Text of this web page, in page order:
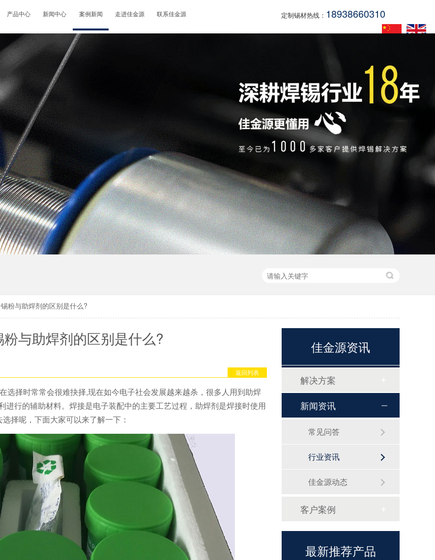
产品中心 新闻中心 案例新闻 走进佳金源 联系佳金源 定制锡材热线： 18938660310
粉与助焊剂的区别是什么?
与助焊剂的区别是什么?
返回列表
选择时常常会很难抉择,现在如今电子社会发展越来越杀，很多人用到助焊
行的辅助材料。焊接是电子装配中的主要工艺过程，助焊剂是焊接时使用
择呢，下面大家可以来了解一下：
佳金源资讯
解决方案
新闻资讯
常见问答
行业资讯
佳金源动态
客户案例
最新推荐产品